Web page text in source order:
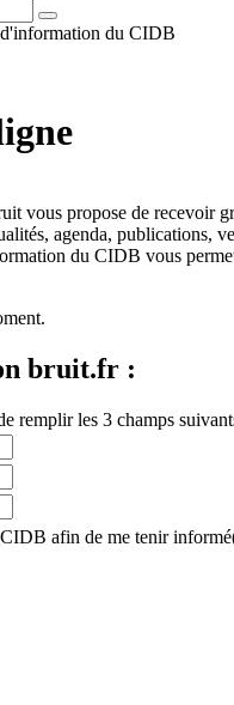
du CIDB
vous propose de recevoir
agenda, publications,
du CIDB vous
bruit.fr :
remplir les 3 champs
afin de me tenir